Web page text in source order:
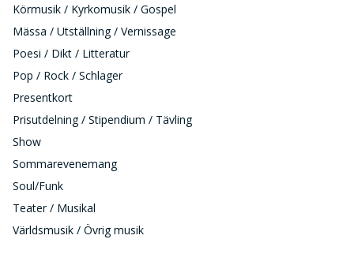
Körmusik / Kyrkomusik / Gospel
Mässa / Utställning / Vernissage
Poesi / Dikt / Litteratur
Pop / Rock / Schlager
Presentkort
Prisutdelning / Stipendium / Tävling
Show
Sommarevenemang
Soul/Funk
Teater / Musikal
Världsmusik / Övrig musik